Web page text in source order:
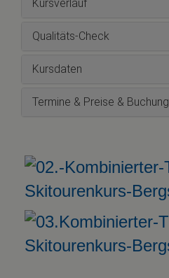
Kursverlauf
Qualitäts-Check
Kursdaten
Termine & Preise & Buchung